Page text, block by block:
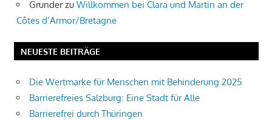
Grunderzu Willkommen bei Clara und Martin an der
Côtes d’Armor/Bretagne
NEUESTE BEITRÄGE
Die Wertmarke für Menschen mit Behinderung 2025
Barrierefreies Salzburg: Eine Stadt für Alle
Barrierefrei durch Thüringen